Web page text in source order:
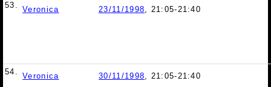
53. Veronica 23/11/1998, 21:05-21:40
54. Veronica 30/11/1998, 21:05-21:40